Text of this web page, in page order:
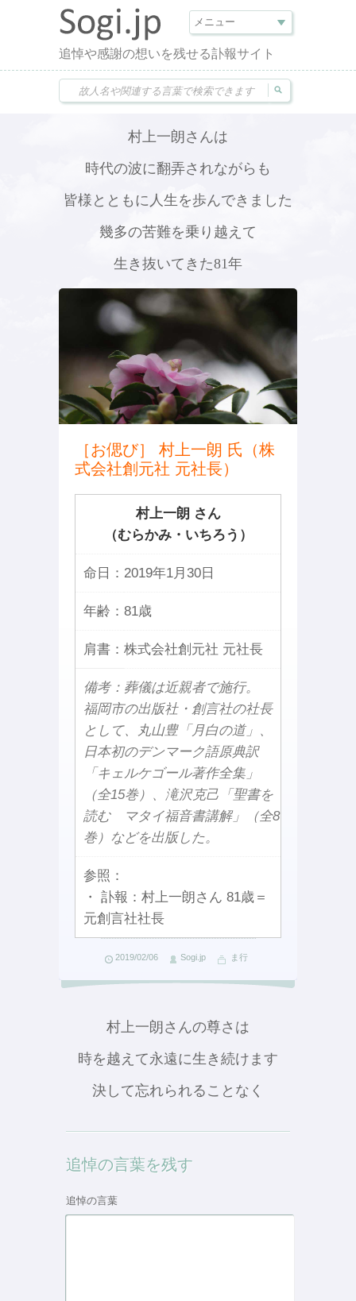
追悼や感謝の想いを残せる訃報サイト
村上一朗さんは
時代の波に翻弄されながらも
皆様とともに人生を歩んできました
幾多の苦難を乗り越えて
生き抜いてきた81年
［お偲び］ 村上一朗 氏（株
式会社創元社 元社長）
村上一朗 さん
（むらかみ・いちろう）
命日： 2019年1月30日
年齢： 81歳
肩書： 株式会社創元社 元社長
備考：葬儀は近親者で施行。
福岡市の出版社・創言社の社長
として、丸山豊「月白の道」、
日本初のデンマーク語原典訳
「キェルケゴール著作全集」
（全15巻）、滝沢克己「聖書を
読む マタイ福音書講解」（全8
巻）などを出版した。
参照：
・ 訃報：村上一朗さん 81歳＝
元創言社社長
2019/02/06 Sogi.jp ま行
村上一朗さんの尊さは
時を越えて永遠に生き続けます
決して忘れられることなく
追悼の言葉を残す
追悼の言葉